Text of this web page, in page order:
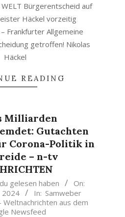
Bürgerentscheid auf
Häckel vorzeitig
Frankfurter Allgemeine
getroffen! Nikolas
Häckel
READING
Milliarden
Gutachten
Corona-Politik in
– n-tv
gelesen haben
On:
2024
In: Samweber
Weltnachrichten aus dem
Newsfeed